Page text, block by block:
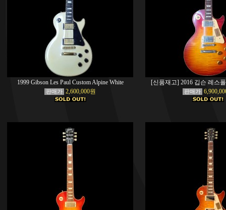
1999 Gibson Les Paul Custom Alpine White
판매가 2,600,000원
[신품재고] 2016 깁슨 레스
판매가